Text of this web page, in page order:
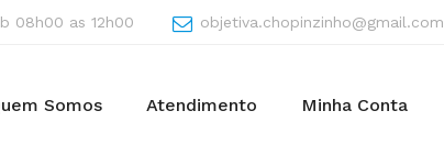
08h00 as 12h00 objetiva.chopinzinho@gmail.com
Somos Atendimento Minha Conta